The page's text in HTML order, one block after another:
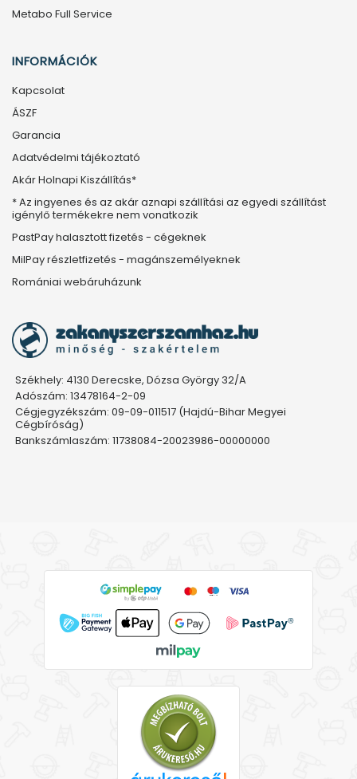
Metabo Full Service
INFORMÁCIÓK
Kapcsolat
ÁSZF
Garancia
Adatvédelmi tájékoztató
Akár Holnapi Kiszállítás*
* Az ingyenes és az akár aznapi szállítási az egyedi szállítást
igénylő termékekre nem vonatkozik
PastPay halasztott fizetés - cégeknek
MilPay részletfizetés - magánszemélyeknek
Romániai webáruházunk
Székhely: 4130 Derecske, Dózsa György 32/A
Adószám: 13478164-2-09
Cégjegyzékszám: 09-09-011517 (Hajdú-Bihar Megyei
Cégbíróság)
Bankszámlaszám: 11738084-20023986-00000000